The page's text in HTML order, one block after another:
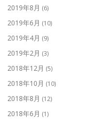
2019年8月 (6)
2019年6月 (10)
2019年4月 (9)
2019年2月 (3)
2018年12月 (5)
2018年10月 (10)
2018年8月 (12)
2018年6月 (1)